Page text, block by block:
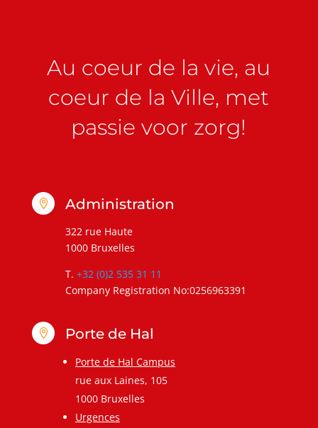
Au coeur de la vie, au
coeur de la Ville, met
passie voor zorg!
 Administration
322 rue Haute
1000 Bruxelles
T. +32 (0)2 535 31 11
Company Registration No:0256963391
 Porte de Hal
Porte de Hal Campus
rue aux Laines, 105
1000 Bruxelles
Urgences